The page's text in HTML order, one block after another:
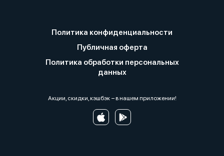
Политика конфиденциальности
Публичная оферта
Политика обработки персональных
данных
Акции, скидки, кэшбэк − в нашем приложении!